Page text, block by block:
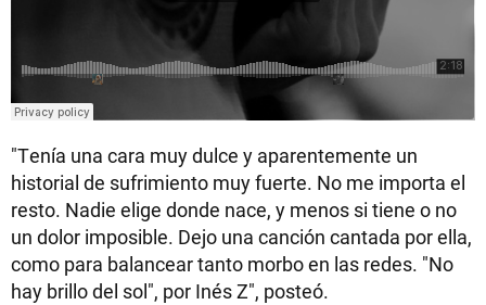
"Tenía una cara muy dulce y aparentemente un
historial de sufrimiento muy fuerte. No me importa el
resto. Nadie elige donde nace, y menos si tiene o no
un dolor imposible. Dejo una canción cantada por ella,
como para balancear tanto morbo en las redes. "No
hay brillo del sol", por Inés Z", posteó.